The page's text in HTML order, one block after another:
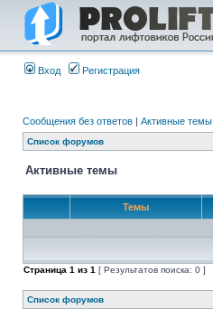
Вход Регистрация
Сообщения без ответов | Активные темы
Список форумов
Активные темы
Темы
Страница 1 из 1 [ Результатов поиска: 0 ]
Список форумов